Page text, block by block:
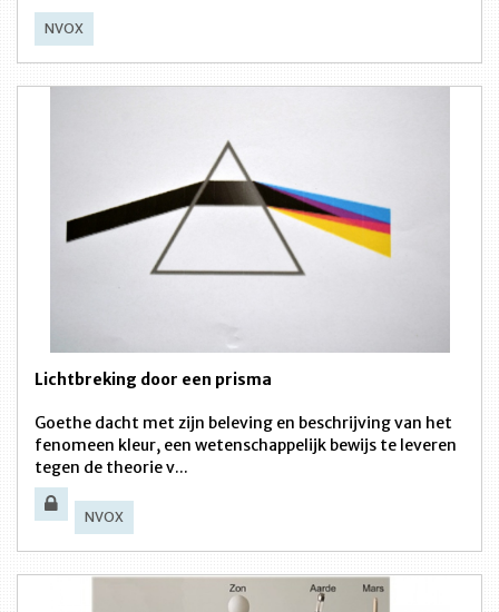
NVOX
Lichtbreking door een prisma
Goethe dacht met zijn beleving en beschrijving van het
fenomeen kleur, een wetenschappelijk bewijs te leveren
tegen de theorie v...
NVOX